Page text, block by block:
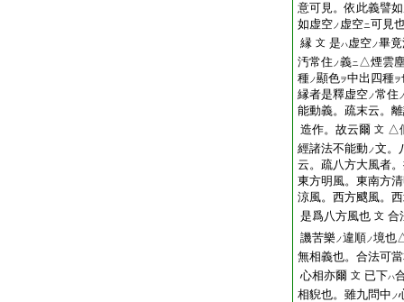
意可見。依此義譬
如虚空ノ 虚空ニ可見
縁 文 是ハ虚空ノ畢
汚常住 ノ義ニ△煙雲
種ノ顯色ヲ中出四種ヲ
縁者是釋虚空ノ常住
能動義。疏末云。
造作。故云爾 文 △
經諸法不能動ノ文。
云。疏八方大風者
東方明風。東南方
涼風。西方颼風。
是爲八方風也 文 合
譏苦樂ノ違順ノ境也
無相義也。合法可
心相亦爾 文 已下ハ
相貎也。雖九問中 ノ